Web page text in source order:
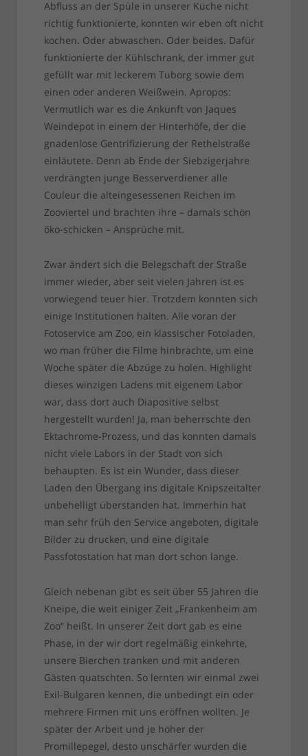
Abfluss an der Spüle in unserer Küche nicht
richtig funktionierte, konnten wir eben oft nicht
kochen. Oder abwaschen. Oder beides. Dafür
funktionierte der Kühlschrank, der immer gut
gefüllt war mit leckerem Tuborg sowie dem
einen oder anderen Weißwein. Apropos:
Vermutlich war es die Ankunft von Jaques
Weindepot in einem der Hinterhöfe, der die
gnadenlose Gentrifizierung der Rethelstraße
einläutete. Denn ab Ende der Siebzigerjahre
verdrängten junge Besserverdiener alle
Couleur die alteingesessenen Reichen im
Zooviertel und brachten ihre – damals schön
öko-schicken – Ansprüche mit.
Zwar ändert sich die Belegschaft der Straße
immer wieder, aber seit vielen Jahren ist es
vorwiegend teuer hier. Trotzdem konnten sich
einige Institutionen halten. Alle voran der
Fotoservice am Zoo, ein klassischer Fotoladen,
wo man früher die Filme hinbrachte, um eine
Woche später die Abzüge zu holen. Highlight
dieses winzigen Ladens mit eigenem Labor
war, dass dort auch Diapositive selbst
hergestellt wurden! Ja, man beherrschte den
Ektachrome-Prozess, und das konnten damals
nicht viele Labors in der Stadt von sich
behaupten. Es ist ein Wunder, dass dieser
Laden den Übergang ins digitale Knipszeitalter
unbehelligt überstanden hat. Immerhin hat
man sehr früh den Service angeboten, digitale
Bilder zu drucken, und eine digitale
Passfotostation hat man dort schon lange.
Gleich nebenan gibt es seit über 55 Jahren die
Kneipe, die weit einiger Zeit „Frankenheim am
Zoo“ heißt. In unserer Zeit dort gab es eine
Phase, in der wir dort regelmäßig einkehrte,
unsere Bierchen tranken und mit anderen
Gästen quatschten. So lernten wir einmal zwei
Exil-Bulgaren kennen, die unbedingt ein oder
mehrere Firmen mit uns eröffnen wollten. Je
später der Arbeit und je höher der
Promillepegel, desto unschärfer wurden die